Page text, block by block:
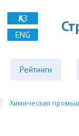
ҚАЗ
ENG
Рейтинги
Химическая